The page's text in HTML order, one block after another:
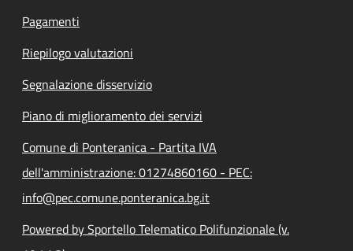
Pagamenti
Riepilogo valutazioni
Segnalazione disservizio
Piano di miglioramento dei servizi
Comune di Ponteranica - Partita IVA
dell'amministrazione: 01274860160 - PEC:
info@pec.comune.ponteranica.bg.it
Powered by Sportello Telematico Polifunzionale (v.